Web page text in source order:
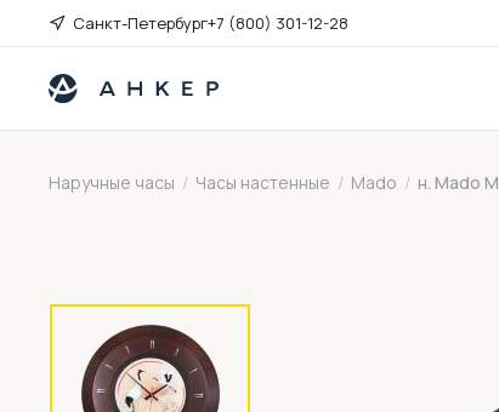
Санкт-Петербург+7 (800) 301-12-28
Наручные часы / Часы настенные / Mado / н. Mado